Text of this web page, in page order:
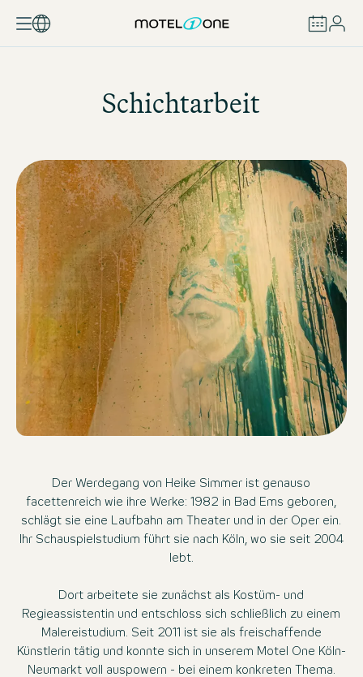
Schichtarbeit
Der Werdegang von Heike Simmer ist genauso
facettenreich wie ihre Werke: 1982 in Bad Ems geboren,
schlägt sie eine Laufbahn am Theater und in der Oper ein.
Ihr Schauspielstudium führt sie nach Köln, wo sie seit 2004
lebt.
Dort arbeitete sie zunächst als Kostüm- und
Regieassistentin und entschloss sich schließlich zu einem
Malereistudium. Seit 2011 ist sie als freischaffende
Künstlerin tätig und konnte sich in unserem Motel One Köln-
Neumarkt voll auspowern - bei einem konkreten Thema.